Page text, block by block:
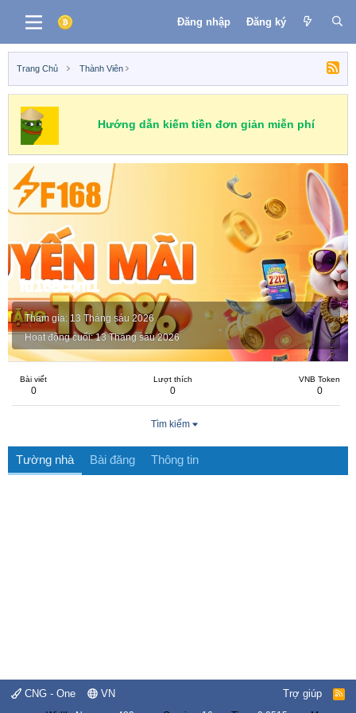
Đăng nhập Đăng ký
Trang Chủ Thành Viên
Hướng dẫn kiếm tiền đơn giản miễn phí
ftf168com1
Tham gia 13 Tháng sáu 2026
Hoạt động cuối 13 Tháng sáu 2026
Bài viết
0
Lượt thích
0
VNB Token
0
Tìm kiếm
Tường nhà Bài đăng Thông tin
CNG - One VN Trợ giúp
R